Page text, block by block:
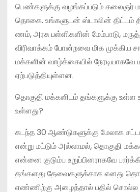
பெண்களுக்கு வழங்கப்படும் கலைஞர்
தொகை. உங்களுடன் ஸ்டாலின் திட்டம்
ணம், அரசு பள்ளிகளின் மேம்பாடு,
விரிவாக்கம் போன்றவை மிக
மக்களின் வாழ்க்கையில் நேரடியாகவே
ஏற்படுத்தியுள்ளன.
தொகுதி மக்களிடம் தங்களுக்கு உள்ள
உள்ளது?
கடந்த 30 ஆண்டுகளுக்கு மேலாக
என்று மட்டும் அல்லாமல், தொகுதி
என்னை குடும்ப உறுப்பினராகவே
தங்களது தேவைகளுக்காக எனது
எண்ணிற்கு அழைத்தால் பதில் சொல்ல